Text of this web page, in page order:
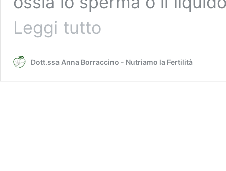
Leggi tutto
spermatica:
del
Dott.ssa Anna Borraccino - Nutriamo la Fertilità